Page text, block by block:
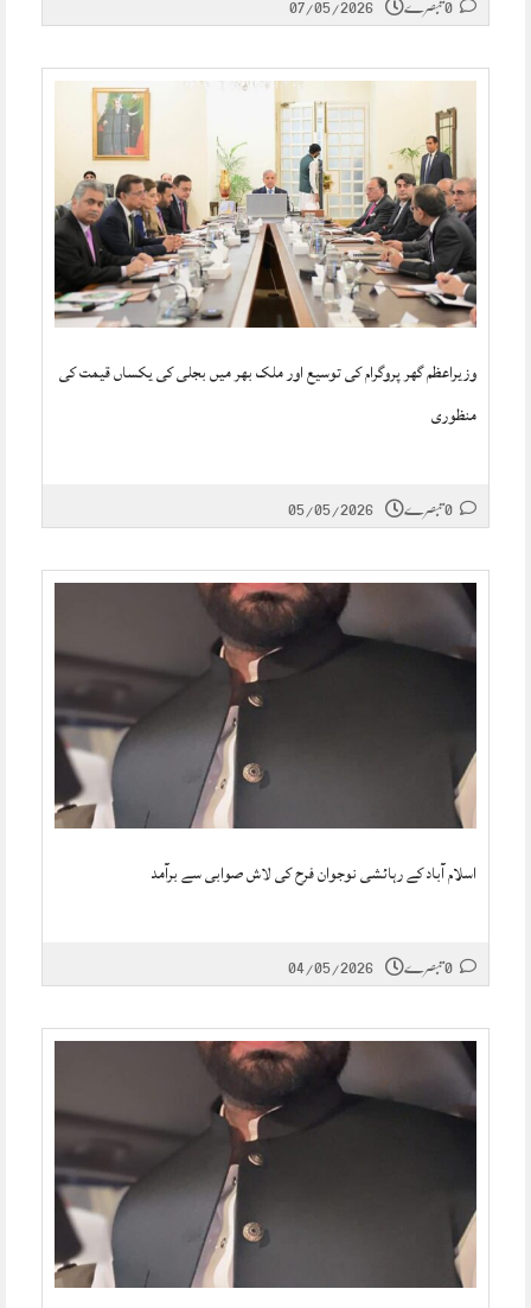
07/05/2026
وزیراعظم گھر پروگرام کی توسیع اور ملک بھر میں بجلی کی یکساں قیمت کی
منظوری
05/05/2026
اسلام آباد کے رہائشی نوجوان فرح کی لاش صوابی سے برآمد
04/05/2026